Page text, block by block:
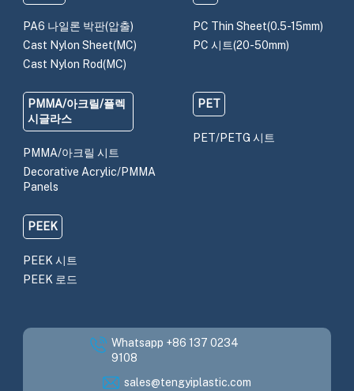
PA6 나일론 박판(압출)
Cast Nylon Sheet(MC)
Cast Nylon Rod(MC)
PC Thin Sheet(0.5-15mm)
PC 시트(20-50mm)
PMMA/아크릴/플렉
시글라스
PMMA/아크릴 시트
Decorative Acrylic/PMMA
Panels
PET
PET/PETG 시트
PEEK
PEEK 시트
PEEK 로드
Whatsapp +86 137 0234
9108
sales@tengyiplastic.com